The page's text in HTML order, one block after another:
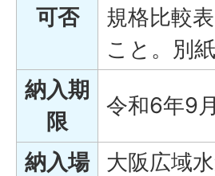
可否
規格比較
こと。別
納入期
限
令和6年9
納入場
大阪広域